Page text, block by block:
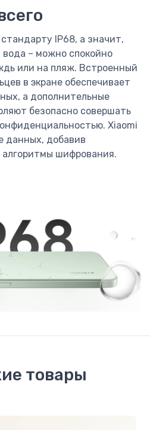
IP68, а значит,
– можно спокойно
или на пляж. Встроенный
в экране обеспечивает
а дополнительные
безопасно совершать
Xiaomi
данных, добавив
шифрования.
товары